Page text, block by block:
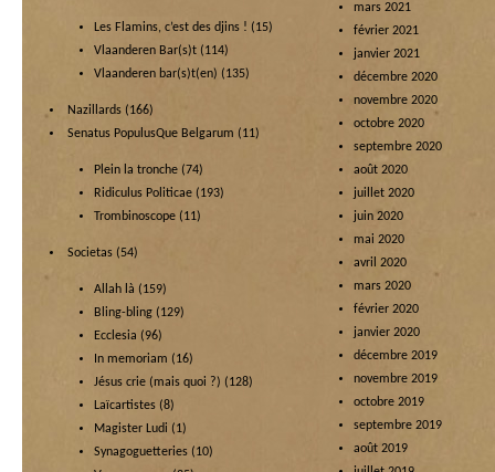
Les Flamins, c’est des djins ! (15)
Vlaanderen Bar(s)t (114)
Vlaanderen bar(s)t(en) (135)
Nazillards (166)
Senatus PopulusQue Belgarum (11)
Plein la tronche (74)
Ridiculus Politicae (193)
Trombinoscope (11)
Societas (54)
Allah là (159)
Bling-bling (129)
Ecclesia (96)
In memoriam (16)
Jésus crie (mais quoi ?) (128)
Laïcartistes (8)
Magister Ludi (1)
Synagoguetteries (10)
mars 2021
février 2021
janvier 2021
décembre 2020
novembre 2020
octobre 2020
septembre 2020
août 2020
juillet 2020
juin 2020
mai 2020
avril 2020
mars 2020
février 2020
janvier 2020
décembre 2019
novembre 2019
octobre 2019
septembre 2019
août 2019